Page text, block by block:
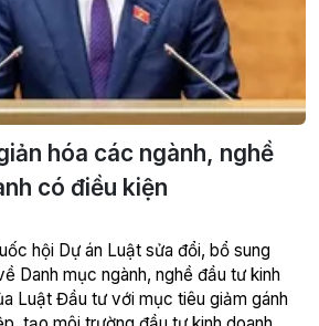
hóa các ngành, nghề
có điều kiện
hội Dự án Luật sửa đổi, bổ sung
Danh mục ngành, nghề đầu tư kinh
Luật Đầu tư với mục tiêu giảm gánh